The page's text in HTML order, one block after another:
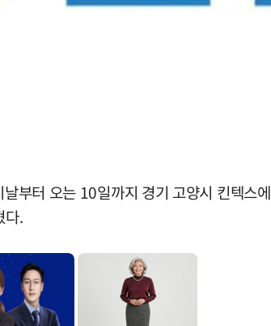
부터 오는 10일까지 경기 고양시 킨텍
다.